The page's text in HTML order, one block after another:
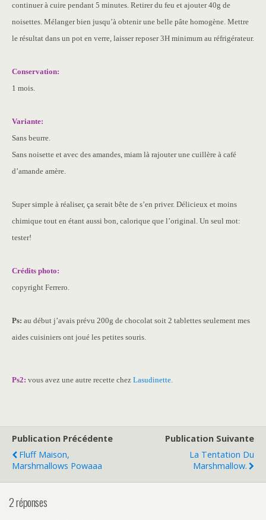
continuer à cuire pendant 5 minutes. Retirer du feu et ajouter 40g de
noisettes. Mélanger bien jusqu’à obtenir une belle pâte homogène. Mettre
le résultat dans un pot en verre, laisser reposer 3H minimum au réfrigérateur.
Conservation:
1 mois.
Variante:
Sans beurre.
Sans noisette et avec des amandes, miam là rajouter une cuillère à café
d’amande amère.
Super simple à réaliser, ça serait bête de s’en priver. Délicieux et moins
chimique tout en étant aussi bon, calorique que l’original. Un seul mot:
tester!
Crédits photo:
copyright Ferrero.
Ps: au début j’avais prévu 200g de chocolat soit 2 tablettes seulement mes
aides cuisiniers ont joué les petites souris.
Ps2: vous avez une autre recette chez Lasudinette.
Publication Précédente
Fluff Maison,
Marshmallows Powaaa
Publication Suivante
La Tentation Du
Marshmallow.
2 réponses